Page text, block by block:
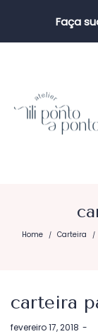
Faça
Home / Carteira /
carteira
Postado
fevereiro 17, 2018